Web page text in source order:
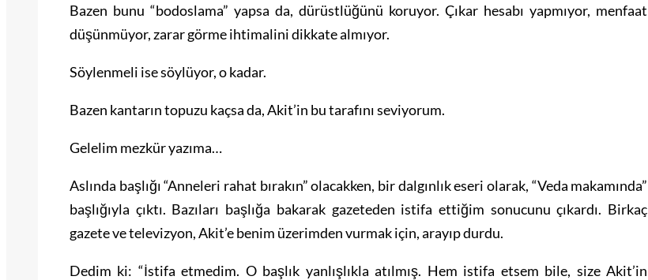
Bazen bunu “bodoslama” yapsa da, dürüstlüğünü koruyor. Çıkar hesabı yapmıyor, menfaat
düşünmüyor, zarar görme ihtimalini dikkate almıyor.
Söylenmeli ise söylüyor, o kadar.
Bazen kantarın topuzu kaçsa da, Akit’in bu tarafını seviyorum.
Gelelim mezkür yazıma…
Aslında başlığı “Anneleri rahat bırakın” olacakken, bir dalgınlık eseri olarak, “Veda makamında”
başlığıyla çıktı. Bazıları başlığa bakarak gazeteden istifa ettiğim sonucunu çıkardı. Birkaç
gazete ve televizyon, Akit’e benim üzerimden vurmak için, arayıp durdu.
Dedim ki: “İstifa etmedim. O başlık yanlışlıkla atılmış. Hem istifa etsem bile, size Akit’in